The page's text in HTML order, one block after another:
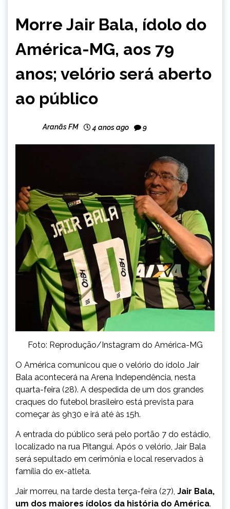
NOTÍCIAS
Morre Jair Bala, ídolo do
América-MG, aos 79
anos; velório será aberto
ao público
Aranãs FM 4 anos ago 9
Foto: Reprodução/Instagram do América-MG
O América comunicou que o velório do ídolo Jair
Bala acontecerá na Arena Independência, nesta
quarta-feira (28). A despedida de um dos grandes
craques do futebol brasileiro está prevista para
começar às 9h30 e irá até às 15h.
A entrada do público será pelo portão 7 do estádio,
localizado na rua Pitangui. Após o velório, Jair Bala
será sepultado em cerimônia e local reservados à
família do ex-atleta.
Jair morreu, na tarde desta terça-feira (27), Jair Bala,
um dos maiores ídolos da história do América.